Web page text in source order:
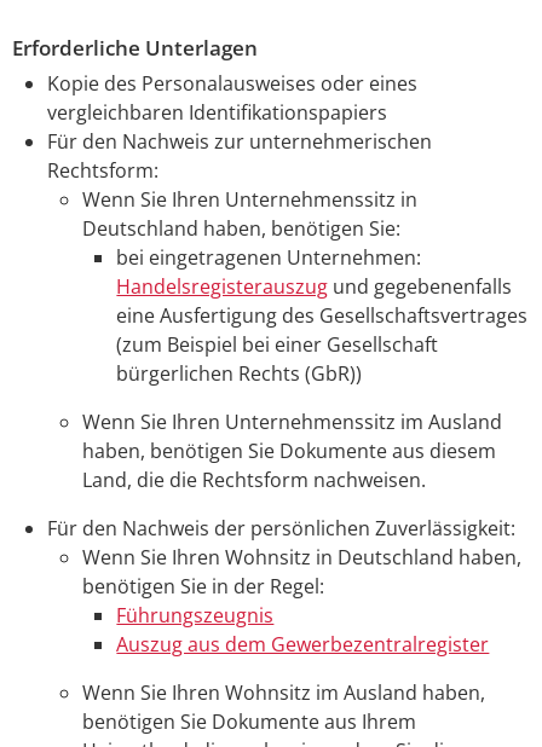
Erforderliche Unterlagen
Kopie des Personalausweises oder eines
vergleichbaren Identifikationspapiers
Für den Nachweis zur unternehmerischen
Rechtsform:
Wenn Sie Ihren Unternehmenssitz in
Deutschland haben, benötigen Sie:
bei eingetragenen Unternehmen:
Handelsregisterauszug und gegebenenfalls
eine Ausfertigung des Gesellschaftsvertrages
(zum Beispiel bei einer Gesellschaft
bürgerlichen Rechts (GbR))
Wenn Sie Ihren Unternehmenssitz im Ausland
haben, benötigen Sie Dokumente aus diesem
Land, die die Rechtsform nachweisen.
Für den Nachweis der persönlichen Zuverlässigkeit:
Wenn Sie Ihren Wohnsitz in Deutschland haben,
benötigen Sie in der Regel:
Führungszeugnis
Auszug aus dem Gewerbezentralregister
Wenn Sie Ihren Wohnsitz im Ausland haben,
benötigen Sie Dokumente aus Ihrem